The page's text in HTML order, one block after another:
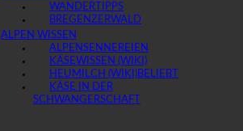
WANDERTIPPS
BREGENZERWALD
ALPEN WISSEN
ALPENSENNEREIEN
KÄSEWISSEN (WIKI)
HEUMILCH (WIKI)
KÄSE IN DER
SCHWANGERSCHAFT